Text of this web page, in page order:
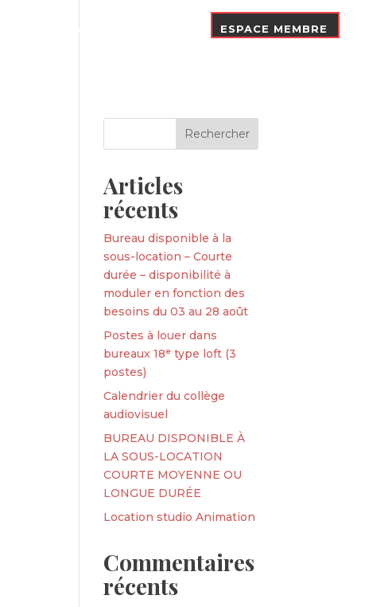
Nos Adhérents ESPACE MEMBRE
Articles
récents
Bureau disponible à la
sous-location – Courte
durée – disponibilité à
moduler en fonction des
besoins du 03 au 28 août
Postes à louer dans
bureaux 18ᵉ type loft (3
postes)
Calendrier du collège
audiovisuel
BUREAU DISPONIBLE À
LA SOUS-LOCATION
COURTE MOYENNE OU
LONGUE DURÉE
Location studio Animation
Commentaires
récents